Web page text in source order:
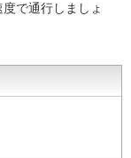
で通行しましょ